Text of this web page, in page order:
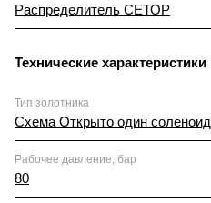
Распределитель СЕТОР
Технические характеристики
Тип золотника
Схема Открыто один соленоид
Рабочее давление, бар
80